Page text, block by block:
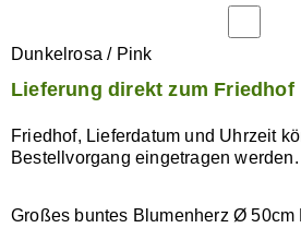
Dunkelrosa / Pink
Lieferung direkt zum Friedhof
Friedhof, Lieferdatum und Uhrzeit
Bestellvorgang eingetragen werden.
Großes buntes Blumenherz Ø 50cm